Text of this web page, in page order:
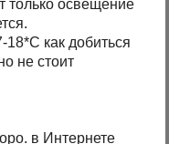
только освещение
как добиться
не стоит
в Интернете